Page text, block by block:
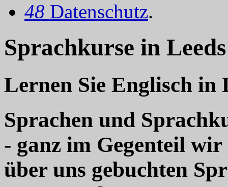
48 Datenschutz.
Sprachkurse in
Lernen Sie Englisch in
Sprachen und
- ganz im Gegenteil
über uns gebuchten